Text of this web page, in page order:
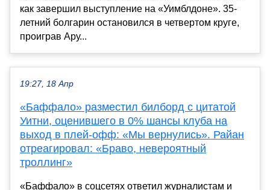
как завершил выступление на «Уимблдоне». 35-
летний болгарин остановился в четвертом круге,
проиграв Ару...
19:27, 18 Апр
«Баффало» разместил билборд с цитатой
Уитни, оценившего в 0% шансы клуба на
выход в плей-офф: «Мы вернулись». Райан
отреагировал: «Браво, невероятный
троллинг»
«Баффало» в соцсетях ответил журналистам и